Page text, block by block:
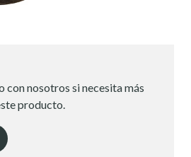
con nosotros si necesita más
producto.